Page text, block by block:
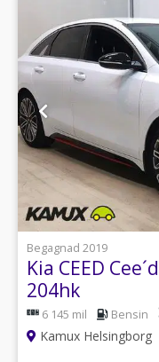
Begagnad 2019
Kia CEED
204hk
6 145 mil Bensin
Kamux Helsingborg